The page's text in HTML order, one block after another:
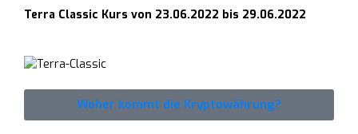
Terra Classic Kurs von 23.06.2022 bis 29.06.2022
Woher kommt die Kryptowährung?